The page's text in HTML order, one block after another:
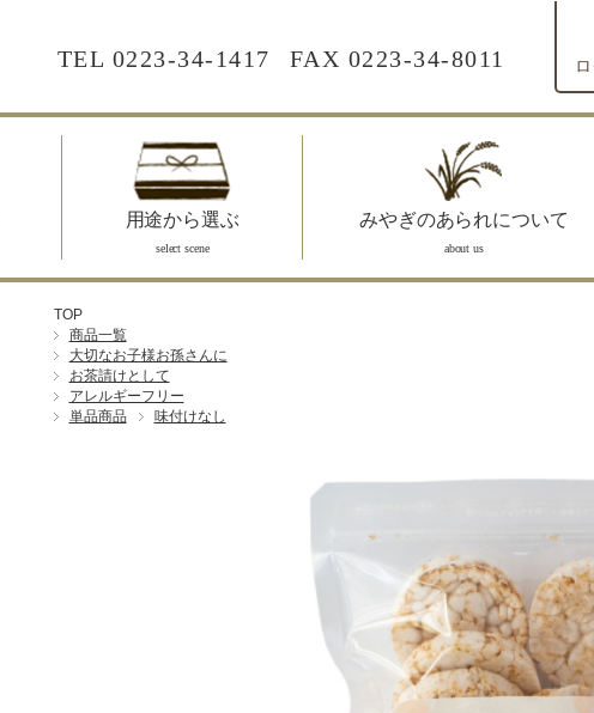
TEL 0223-34-1417 FAX 0223-34-8011
用途から選ぶ
select scene
みやぎのあられについて
about us
TOP
商品一覧
大切なお子様お孫さんに
お茶請けとして
アレルギーフリー
単品商品
味付けなし